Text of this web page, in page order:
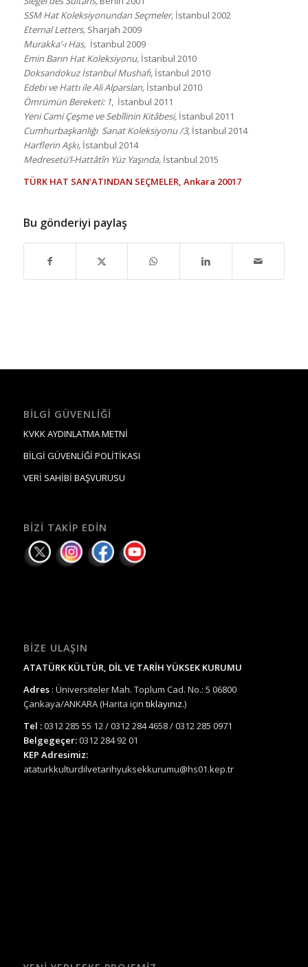
SSM Hat Koleksiyonundan Seçmeler, İstanbul 2002
Eternal Letters, Sharjah 2009
Murakka’-ı Has,İstanbul 2009
Emin Barın Hat Koleksiyonu,İstanbul 2010
Doksandokuz İstanbul Mushafı, İstanbul 2010
Edebi ve Hattı ile Ali Alparslan,İstanbul 2010
Ömrümün Bereketi: 1, İstanbul 2011
Yeni Cami Çeşme ve Sebîlinin Kitâbesi,İstanbul 2011
Cumhurbaşkanlığı Sanat Koleksiyonu /3,İstanbul 2014
Harflerin Aşkı,İstanbul 2014
Medresetü’l-Hattâtîn Yüz Yaşında, İstanbul 2015
TÜRK HAT SAN’ATINDAN SEÇMELER, Ankara 20017
Bu gönderiyi paylaş
BILGI GÜVENLIĞI
KVKK AYDINLATMA METNİ
BİLGİ GÜVENLİĞİ POLİTİKASI
VERİ SAHİBİ BAŞVURUSU
BIZI TAKIP EDIN
BIZE ULAŞIN
ATATÜRK KÜLTÜR, DİL VE TARİH YÜKSEK KURUMU
Adres : Üniversiteler Mah. Toplum Cad. No.: 5 06800
Çankaya/ANKARA (Harita için tıklayınız.)
Tel :0312 285 55 12 / 0312 284 4658 / 0312 285 0971
Belgegeçer:0312 284 92 01
KEP Adresimiz:
ataturkkulturdilvetarihyuksekkurumu@hs01.kep.tr